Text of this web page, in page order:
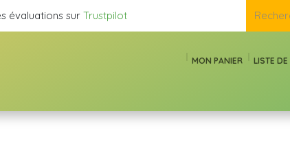
évaluations sur Trustpilot
MON PANIER LISTE